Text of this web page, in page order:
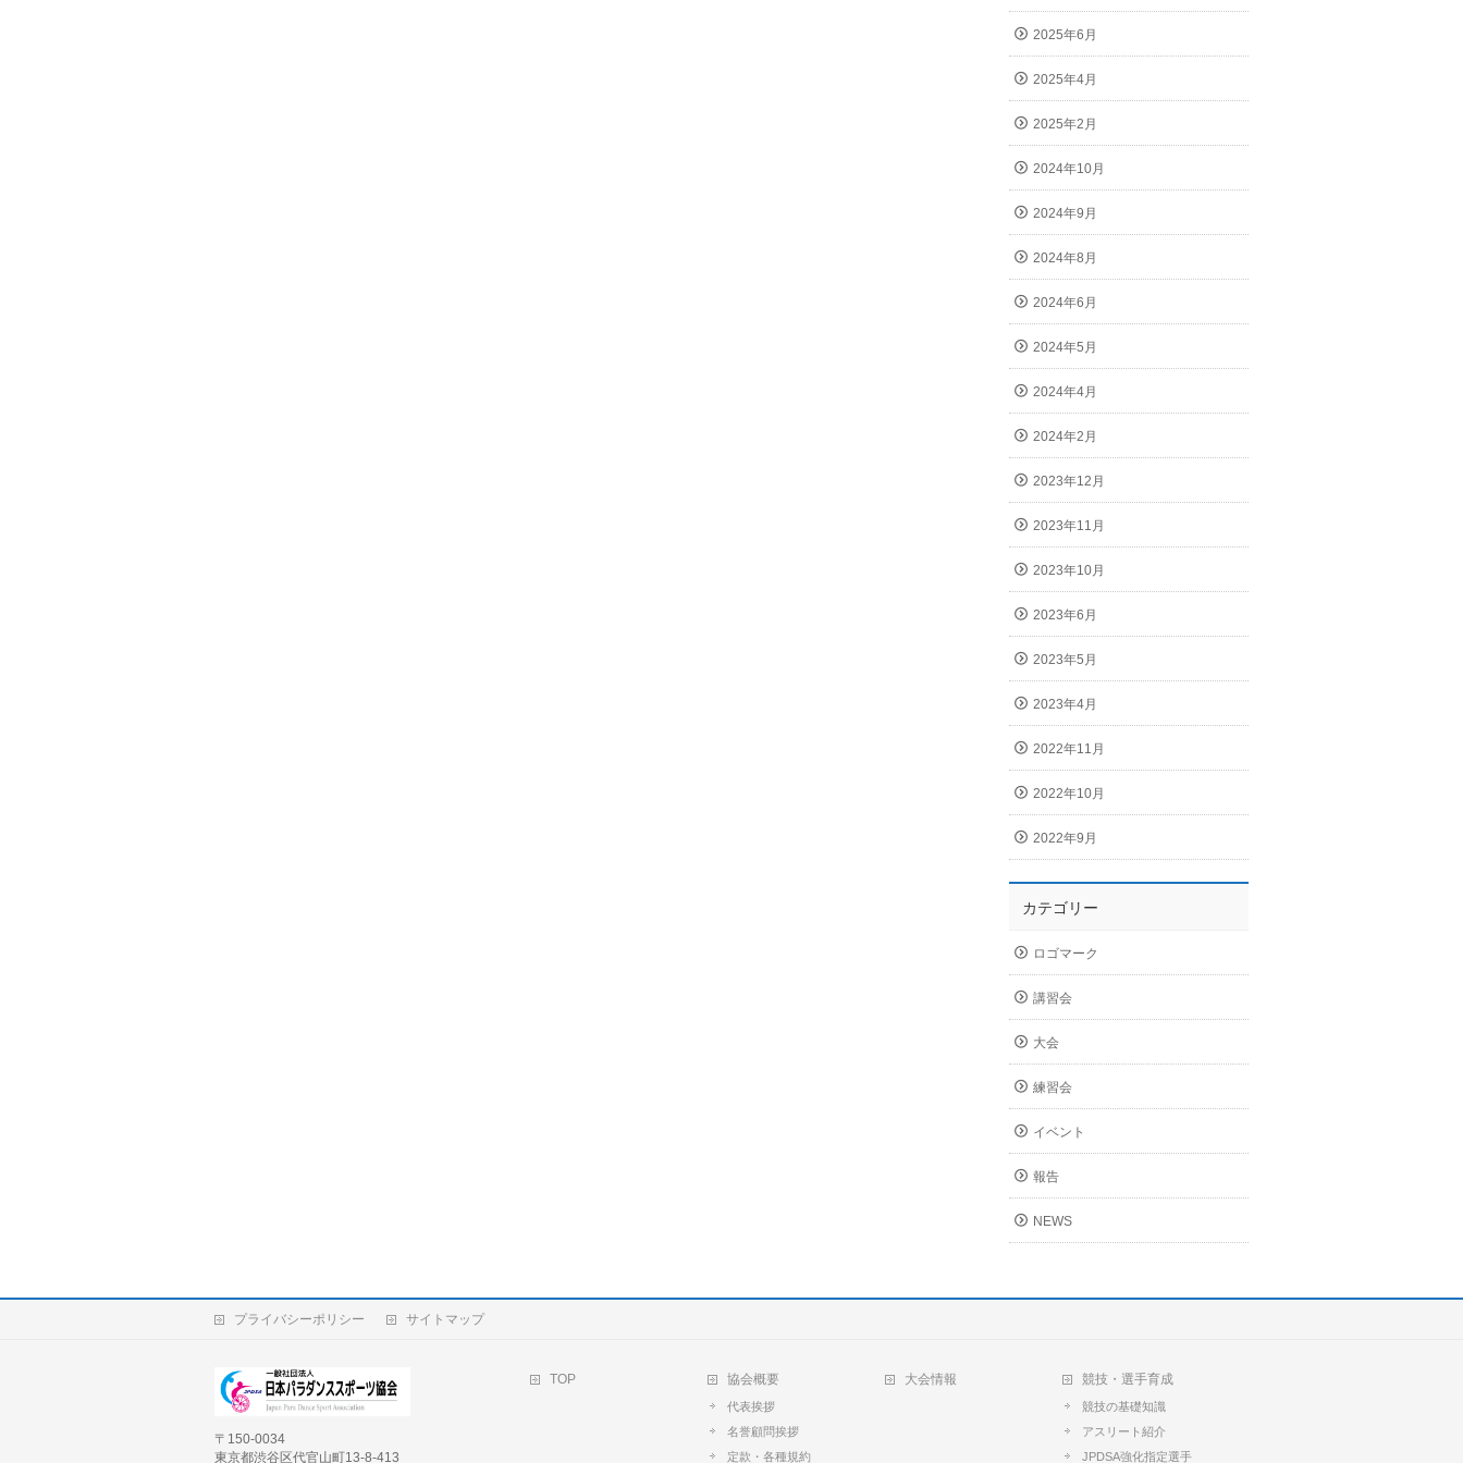
2025年6月
2025年4月
2025年2月
2024年10月
2024年9月
2024年8月
2024年6月
2024年5月
2024年4月
2024年2月
2023年12月
2023年11月
2023年10月
2023年6月
2023年5月
2023年4月
2022年11月
2022年10月
2022年9月
カテゴリー
ロゴマーク
講習会
大会
練習会
イベント
報告
NEWS
プライバシーポリシー サイトマップ
〒150-0034
東京都渋谷区代官山町13-8-413
TOP 協会概要
代表挨拶
名誉顧問挨拶
定款・各種規約
大会情報 競技・選手育成
競技の基礎知識
アスリート紹介
JPDSA強化指定選手